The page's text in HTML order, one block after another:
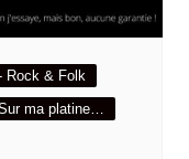
Rock & Folk
ma platine…